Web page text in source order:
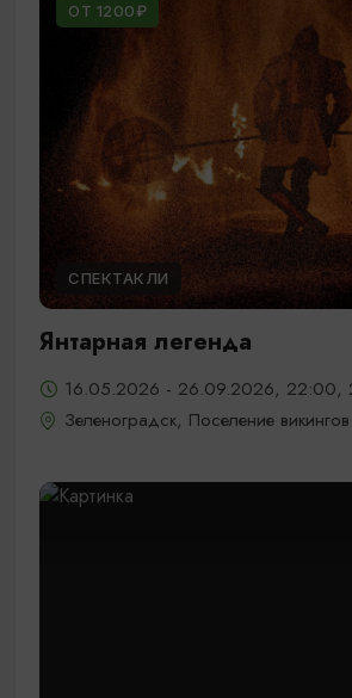
ОТ 1200₽
СПЕКТАКЛИ
Янтарная легенда
16.05.2026 - 26.09.2026,
Зеленоградск, Поселение